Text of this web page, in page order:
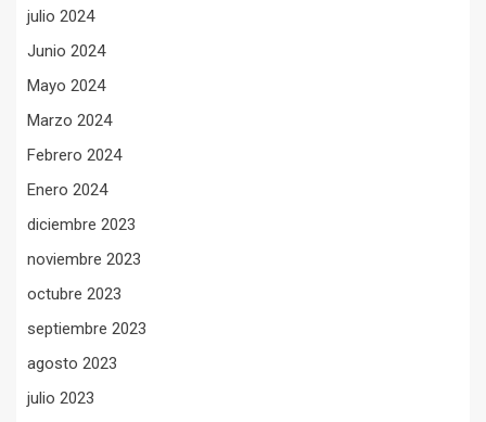
julio 2024
Junio 2024
Mayo 2024
Marzo 2024
Febrero 2024
Enero 2024
diciembre 2023
noviembre 2023
octubre 2023
septiembre 2023
agosto 2023
julio 2023